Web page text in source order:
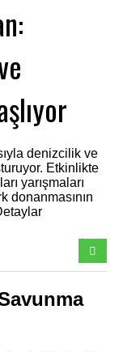
denizcilik ve
Etkinlikte
yarışmaları
donanmasının